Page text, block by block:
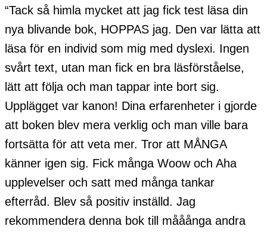
“Tack så himla mycket att jag fick test läsa din
nya blivande bok, HOPPAS jag. Den var lätta att
läsa för en individ som mig med dyslexi. Ingen
svårt text, utan man fick en bra läsförståelse,
lätt att följa och man tappar inte bort sig.
Upplägget var kanon! Dina erfarenheter i gjorde
att boken blev mera verklig och man ville bara
fortsätta för att veta mer. Tror att MÅNGA
känner igen sig. Fick många Woow och Aha
upplevelser och satt med många tankar
efterråd. Blev så positiv inställd. Jag
rekommendera denna bok till mååånga andra